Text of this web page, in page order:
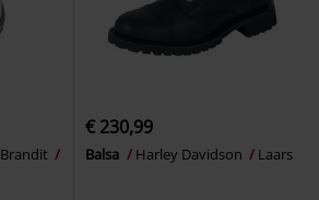
Brandit
€ 230,99
Balsa Harley Davidson Laars